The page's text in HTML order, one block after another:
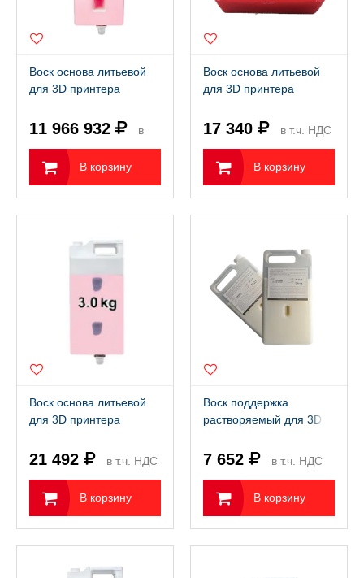
Воск основа литьевой
для 3D принтера
(1,5 кг)
11 966 932 в
т.ч. НДС 22%
В корзину
Воск основа литьевой
для 3D принтера
(20 шт по 72 гр)
17 340 в т.ч. НДС
В корзину
Воск основа литьевой
для 3D принтера
(3,0 кг)
21 492 в т.ч. НДС
В корзину
Воск поддержка
растворяемый для 3D
ProJet 2500W (1,3 кг)
7 652 в т.ч. НДС
В корзину